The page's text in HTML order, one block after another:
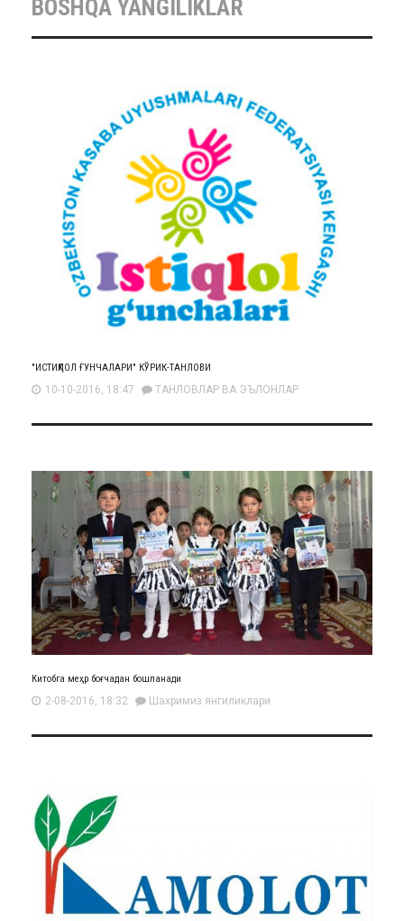
BOSHQA YANGILIKLAR
"ИСТИҚЛОЛ ҒУНЧАЛАРИ" КЎРИК-ТАНЛОВИ
10-10-2016, 18:47 ТАНЛОВЛАР ВА ЭЪЛОНЛАР
Китобга меҳр боғчадан бошланади
2-08-2016, 18:32 Шахримиз янгиликлари